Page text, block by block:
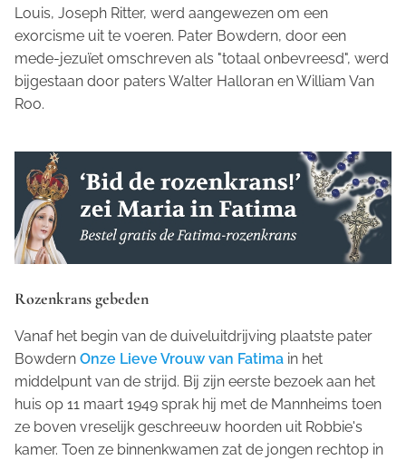
Louis, Joseph Ritter, werd aangewezen om een
exorcisme uit te voeren. Pater Bowdern, door een
mede-jezuïet omschreven als "totaal onbevreesd", werd
bijgestaan door paters Walter Halloran en William Van
Roo.
Rozenkrans gebeden
Vanaf het begin van de duiveluitdrijving plaatste pater
Bowdern Onze Lieve Vrouw van Fatima in het
middelpunt van de strijd. Bij zijn eerste bezoek aan het
huis op 11 maart 1949 sprak hij met de Mannheims toen
ze boven vreselijk geschreeuw hoorden uit Robbie's
kamer. Toen ze binnenkwamen zat de jongen rechtop in